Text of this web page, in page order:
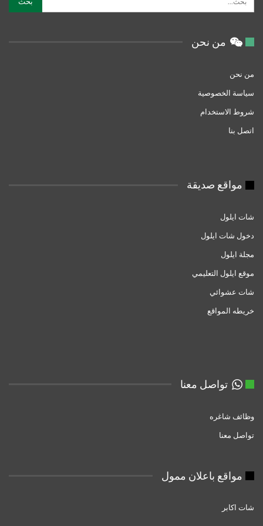
من نحن
من نحن
سياسة الخصوصية
شروط الاستخدام
اتصل بنا
مواقع صديقة
شات ايلول
دخول شات ايلول
مجلة ايلول
موقع ايلول التعليمي
شات عشوائي
خريطه المواقع
تواصل معنا
وظائف شاغره
تواصل معنا
مواقع باعلان ممول
شات اكابر